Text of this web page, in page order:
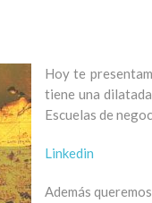
Hoy te
tiene una
Escuelas de
Linkedin
Además